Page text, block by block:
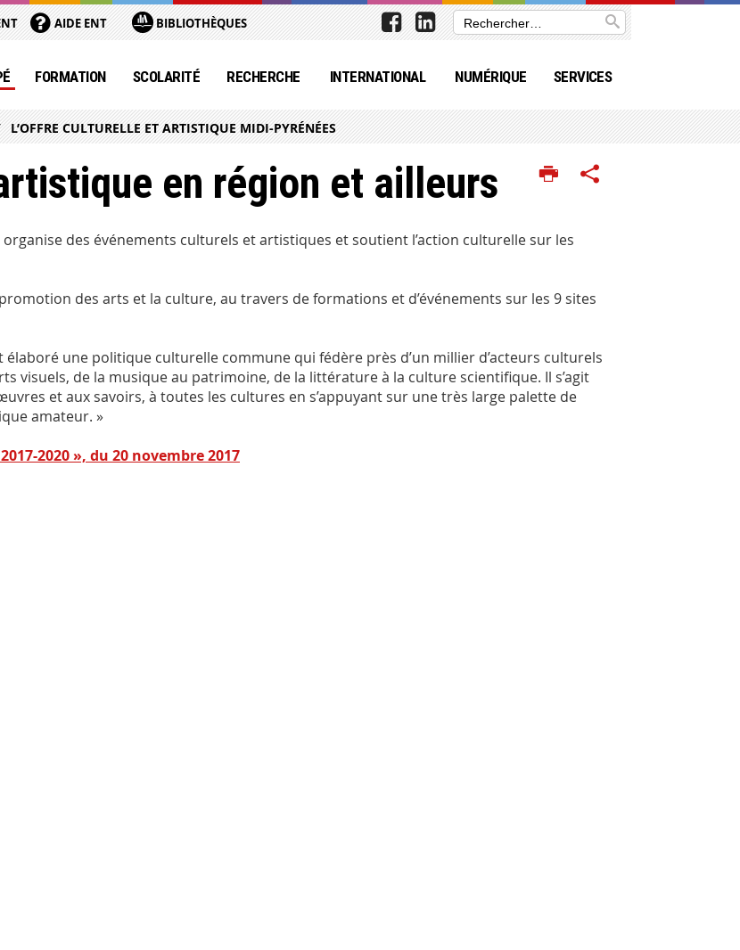
AIDE ENT BIBLIOTHÈQUES
FORMATION SCOLARITÉ RECHERCHE INTERNATIONAL NUMÉRIQUE SERVICES
L’OFFRE CULTURELLE ET ARTISTIQUE MIDI-PYRÉNÉES
en région et ailleurs
organise des événements culturels et artistiques et soutient l’action culturelle sur les
des arts et la culture, au travers de formations et d’événements sur les 9 sites
élaboré une politique culturelle commune qui fédère près d’un millier d’acteurs culturels
visuels, de la musique au patrimoine, de la littérature à la culture scientifique. Il s’agit
et aux savoirs, à toutes les cultures en s’appuyant sur une très large palette de
amateur. »
2020 », du 20 novembre 2017